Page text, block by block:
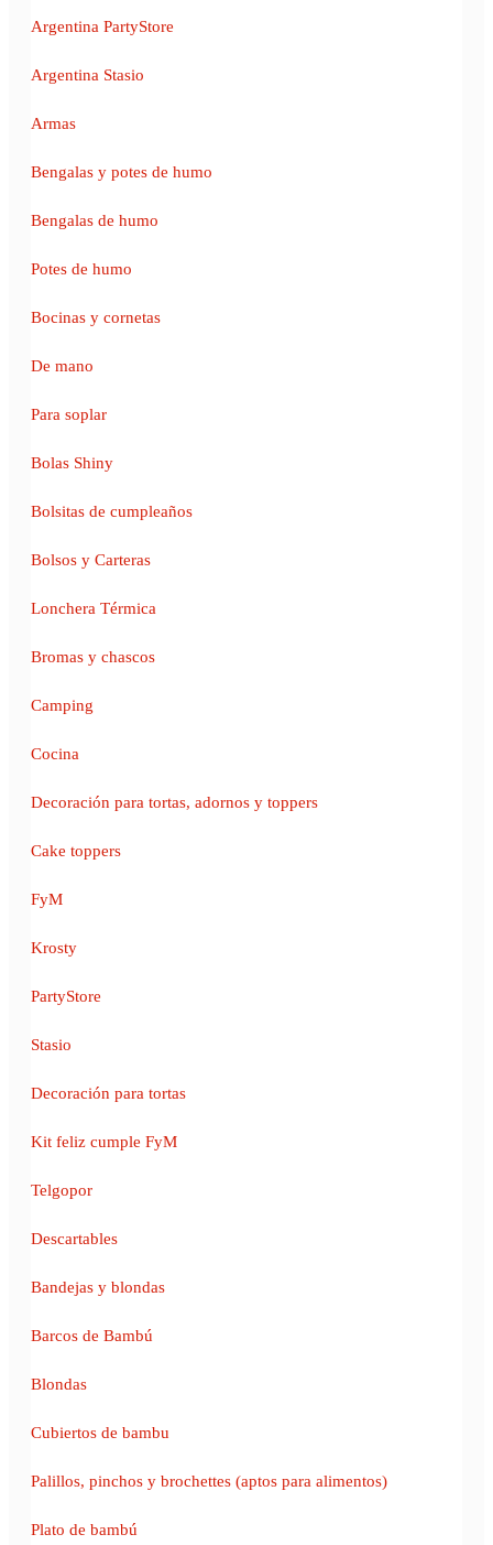
Argentina PartyStore
Argentina Stasio
Armas
Bengalas y potes de humo
Bengalas de humo
Potes de humo
Bocinas y cornetas
De mano
Para soplar
Bolas Shiny
Bolsitas de cumpleaños
Bolsos y Carteras
Lonchera Térmica
Bromas y chascos
Camping
Cocina
Decoración para tortas, adornos y toppers
Cake toppers
FyM
Krosty
PartyStore
Stasio
Decoración para tortas
Kit feliz cumple FyM
Telgopor
Descartables
Bandejas y blondas
Barcos de Bambú
Blondas
Cubiertos de bambu
Palillos, pinchos y brochettes (aptos para alimentos)
Plato de bambú